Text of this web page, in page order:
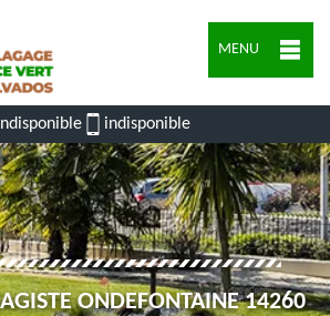
MENU
indisponible
ONDEFONTAINE 14260